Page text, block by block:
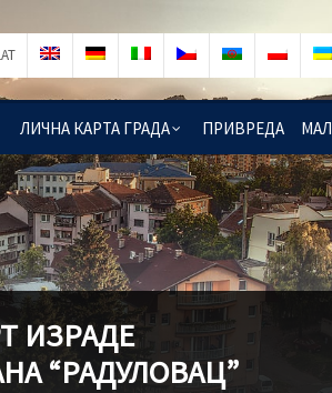
ЛИЧНА КАРТА ГРАДА ПРИВРЕДА
ИЗРАДЕ
“РАДУЛОВАЦ”